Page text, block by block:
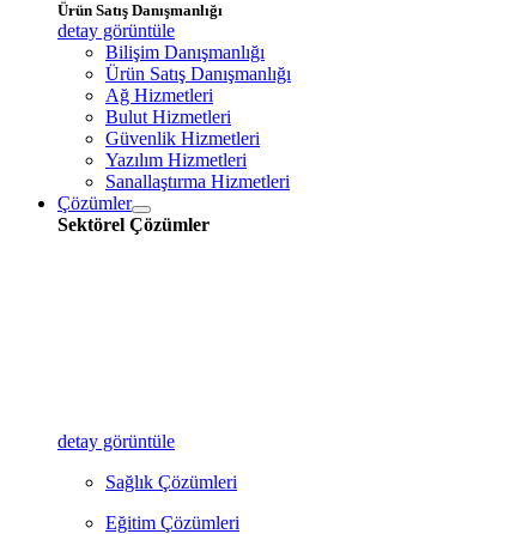
Ürün Satış Danışmanlığı
detay görüntüle
Bilişim Danışmanlığı
Ürün Satış Danışmanlığı
Ağ Hizmetleri
Bulut Hizmetleri
Güvenlik Hizmetleri
Yazılım Hizmetleri
Sanallaştırma Hizmetleri
Çözümler
Sektörel Çözümler
detay görüntüle
Sağlık Çözümleri
Eğitim Çözümleri